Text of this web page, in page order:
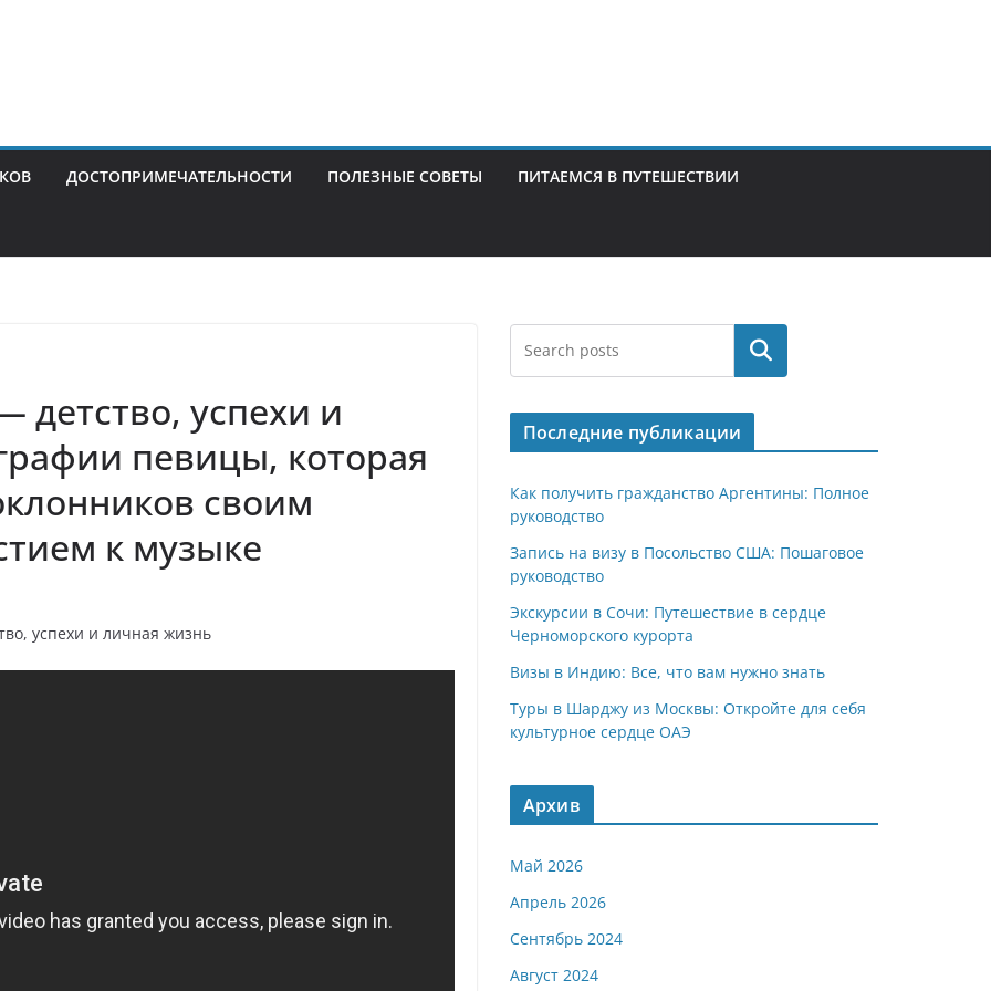
ДОСТОПРИМЕЧАТЕЛЬНОСТИ ПОЛЕЗНЫЕ СОВЕТЫ ПИТАЕМСЯ В ПУТЕШЕСТВИИ
успехи и
певицы, которая
своим
к музыке
Поиск
Последние публикации
Как получить гражданство Аргентины: Полное
руководство
Запись на визу в Посольство США: Пошаговое
руководство
Экскурсии в Сочи: Путешествие в сердце
Черноморского курорта
Визы в Индию: Все, что вам нужно знать
Туры в Шарджу из Москвы: Откройте для себя
культурное сердце ОАЭ
Архив
Май 2026
Апрель 2026
Сентябрь 2024
Август 2024